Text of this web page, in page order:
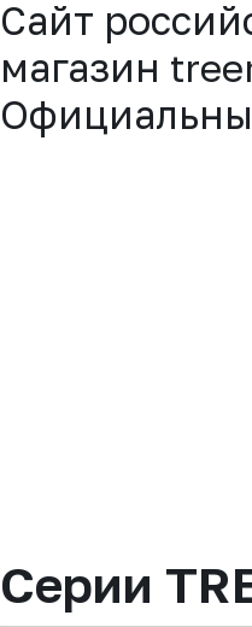
Cайт
магазин
Серии